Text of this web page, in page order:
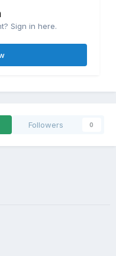
Sign in here.
Followers 0